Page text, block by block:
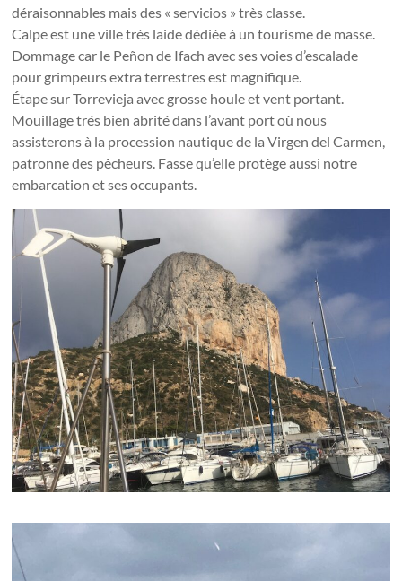
déraisonnables mais des « servicios » très classe.
Calpe est une ville très laide dédiée à un tourisme de masse.
Dommage car le Peñon de Ifach avec ses voies d’escalade
pour grimpeurs extra terrestres est magnifique.
Étape sur Torrevieja avec grosse houle et vent portant.
Mouillage trés bien abrité dans l’avant port où nous
assisterons à la procession nautique de la Virgen del Carmen,
patronne des pêcheurs. Fasse qu’elle protège aussi notre
embarcation et ses occupants.